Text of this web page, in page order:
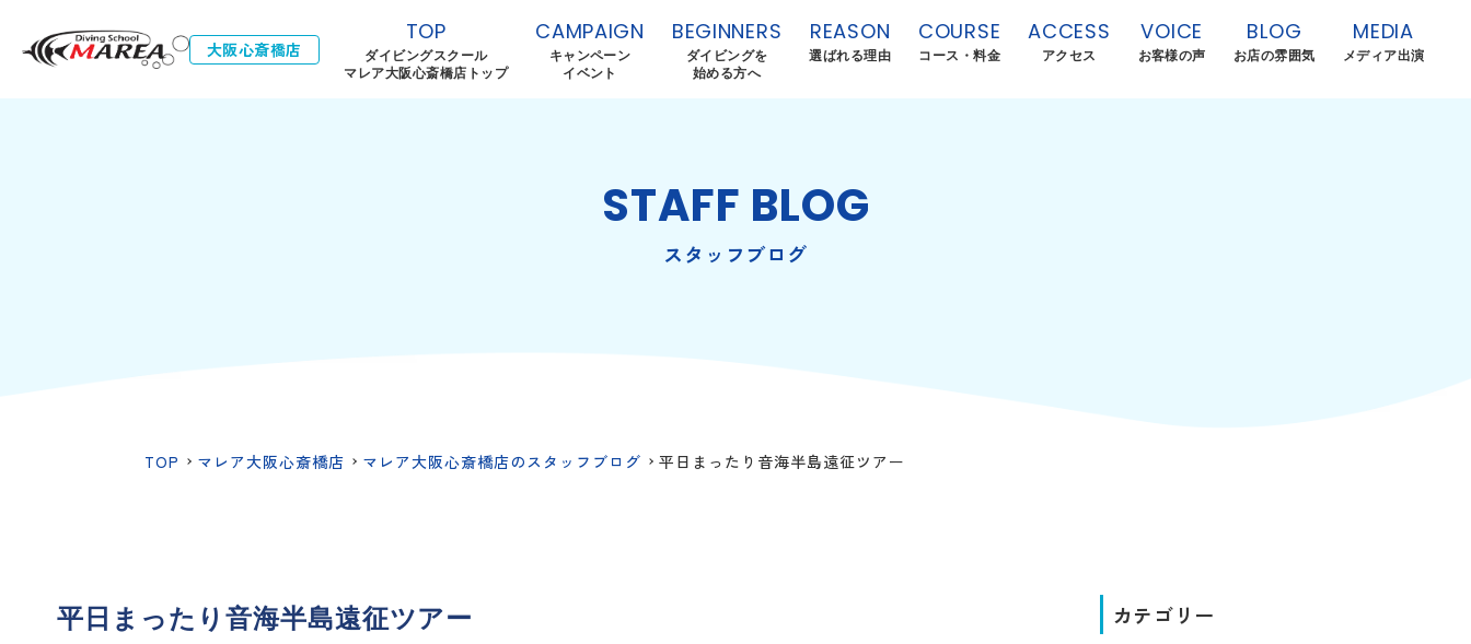
大阪心斎橋店
TOP
ダイビングスクール
マレア大阪心斎橋店トップ
CAMPAIGN
キャンペーン
イベント
BEGINNERS
ダイビングを
始める方へ
REASON
選ばれる理由
COURSE
コース・料金
ACCESS
アクセス
VOICE
お客様の声
BLOG
お店の雰囲気
MEDIA
メディア出演
STAFF BLOG
スタッフブログ
TOP マレア大阪心斎橋店 マレア大阪心斎橋店のスタッフブログ 平日まったり音海半島遠征ツアー
平日まったり音海半島遠征ツアー カテゴリー